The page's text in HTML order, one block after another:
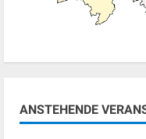
ANSTEHENDE